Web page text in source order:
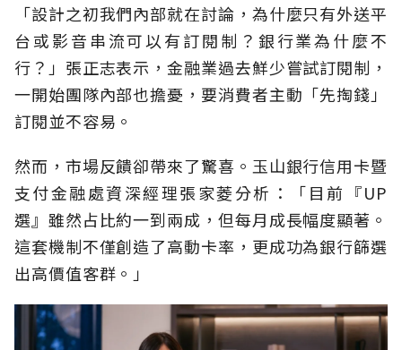
「設計之初我們內部就在討論，為什麼只有外送平
台或影音串流可以有訂閱制？銀行業為什麼不
行？」張正志表示，金融業過去鮮少嘗試訂閱制，
一開始團隊內部也擔憂，要消費者主動「先掏錢」
訂閱並不容易。
然而，市場反饋卻帶來了驚喜。玉山銀行信用卡暨
支付金融處資深經理張家菱分析：「目前『UP
選』雖然占比約一到兩成，但每月成長幅度顯著。
這套機制不僅創造了高動卡率，更成功為銀行篩選
出高價值客群。」